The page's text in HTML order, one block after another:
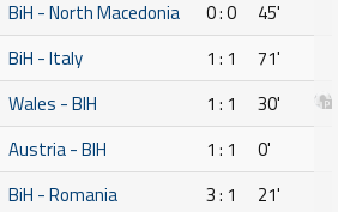
BiH - North Macedonia 0 : 0
45'
BiH - Italy 1 : 1
71'
Wales - BIH 1 : 1
30'
Austria - BIH 1 : 1
0'
BiH - Romania 3 : 1
21'